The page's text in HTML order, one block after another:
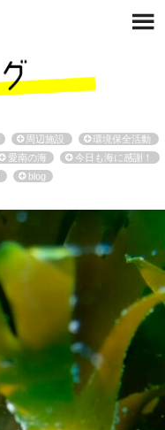
周辺施設
環境保全活動
愛南の海
今日も海に感謝！
blog